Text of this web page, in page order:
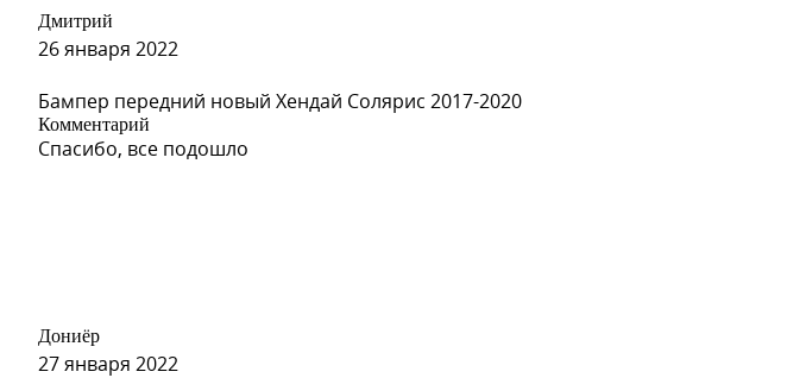
04U, GQW - URBAN GREY (2012)
Дмитрий
26 января 2022
Бампер передний новый Хендай Солярис 2017-2020
Комментарий
Спасибо, все подошло
Дониёр
27 января 2022